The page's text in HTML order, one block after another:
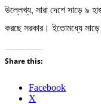
উল্লেখ্য, সারা দেশে সাড়ে ৯
করছে সরকার। ইতোমধ্যে সাড়ে
Share this:
Facebook
X